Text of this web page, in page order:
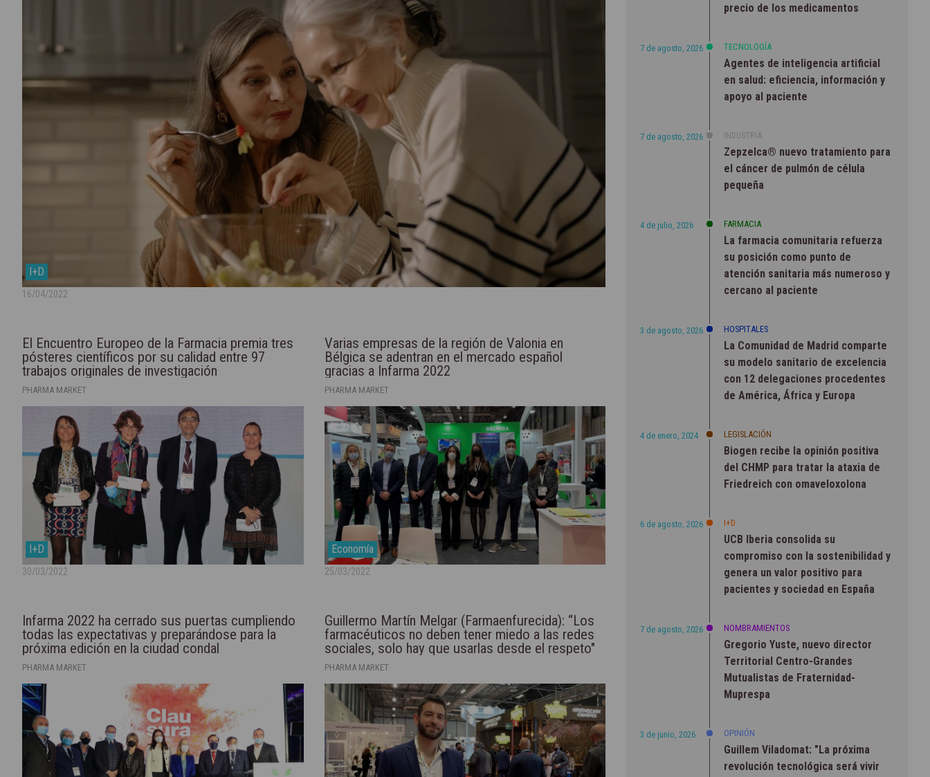
I+D
16/04/2022
El Encuentro Europeo de la Farmacia premia tres
pósteres científicos por su calidad entre 97
trabajos originales de investigación
PHARMA MARKET
I+D
30/03/2022
Varias empresas de la región de Valonia en
Bélgica se adentran en el mercado español
gracias a Infarma 2022
PHARMA MARKET
Economía
25/03/2022
Infarma 2022 ha cerrado sus puertas cumpliendo
todas las expectativas y preparándose para la
próxima edición en la ciudad condal
PHARMA MARKET
Guillermo Martín Melgar (Farmaenfurecida): “Los
farmacéuticos no deben tener miedo a las redes
sociales, solo hay que usarlas desde el respeto"
PHARMA MARKET
precio de los medicamentos
7 de agosto, 2026 TECNOLOGÍA
Agentes de inteligencia artificial
en salud: eficiencia, información y
apoyo al paciente
7 de agosto, 2026 INDUSTRIA
Zepzelca® nuevo tratamiento para
el cáncer de pulmón de célula
pequeña
4 de julio, 2026 FARMACIA
La farmacia comunitaria refuerza
su posición como punto de
atención sanitaria más numeroso y
cercano al paciente
3 de agosto, 2026 HOSPITALES
La Comunidad de Madrid comparte
su modelo sanitario de excelencia
con 12 delegaciones procedentes
de América, África y Europa
4 de enero, 2024 LEGISLACIÓN
Biogen recibe la opinión positiva
del CHMP para tratar la ataxia de
Friedreich con omaveloxolona
6 de agosto, 2026 I+D
UCB Iberia consolida su
compromiso con la sostenibilidad y
genera un valor positivo para
pacientes y sociedad en España
7 de agosto, 2026 NOMBRAMIENTOS
Gregorio Yuste, nuevo director
Territorial Centro-Grandes
Mutualistas de Fraternidad-
Muprespa
3 de junio, 2026 OPINIÓN
Guillem Viladomat: "La próxima
revolución tecnológica será vivir